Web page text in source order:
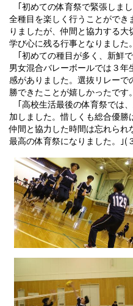
｢初めての体育祭で緊張しま
全種目を楽しく行うことがで
りましたが、仲間と協力する
学び心に残る行事となりました
｢初めての種目が多く、新鮮
男女混合バレーボールでは３
感がありました。選抜リレー
勝できたことが嬉しかったです
｢高校生活最後の体育祭では
加しました。惜しくも総合優
仲間と協力した時間は忘れられ
最高の体育祭になりました。｣(